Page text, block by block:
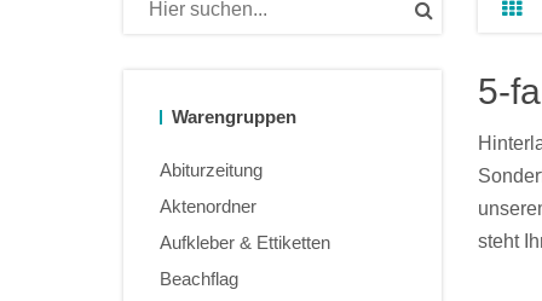
Warengruppen
Abiturzeitung
Aktenordner
Aufkleber & Ettiketten
Beachflag
5-
steht